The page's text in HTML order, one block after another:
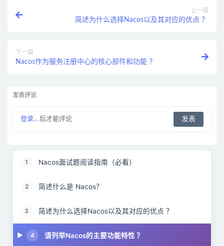
上一篇
简述为什么选择Nacos以及其对应的优点 ？
下一篇
Nacos作为服务注册中心的核心部件和功能 ？
发表评论
登录... 后才能评论
1 Nacos面试题阅读指南（必看）
2 简述什么是 Nacos？
3 简述为什么选择Nacos以及其对应的优点 ？
4 请列举Nacos的主要功能特性 ？